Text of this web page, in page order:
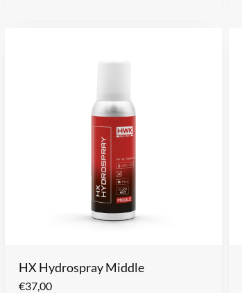
HX Hydrospray Middle
€37,00